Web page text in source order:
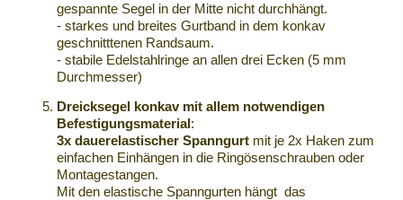
gespannte Segel in der Mitte nicht durchhängt.
- starkes und breites Gurtband in dem konkav
geschnitttenen Randsaum.
- stabile Edelstahlringe an allen drei Ecken (5 mm
Durchmesser)
Dreicksegel konkav mit allem notwendigen
Befestigungsmaterial:
3x dauerelastischer Spanngurt mit je 2x Haken zum
einfachen Einhängen in die Ringösenschrauben oder
Montagestangen.
Mit den elastische Spanngurten hängt das